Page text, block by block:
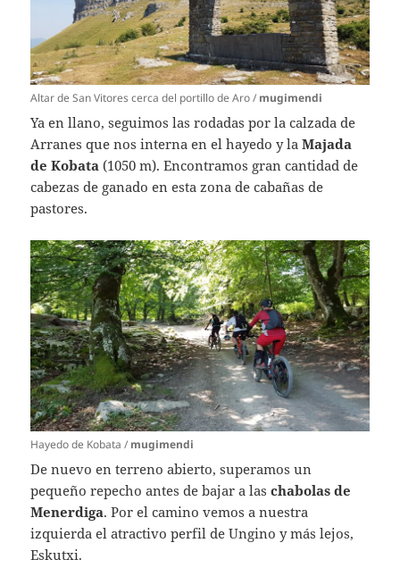
Altar de San Vitores cerca del portillo de Aro / mugimendi
Ya en llano, seguimos las rodadas por la calzada de
Arranes que nos interna en el hayedo y laMajada
de Kobata (1050 m). Encontramos gran cantidad de
cabezas de ganado en esta zona de cabañas de
pastores.
Hayedo de Kobata / mugimendi
De nuevo en terreno abierto, superamos un
pequeño repecho antes de bajar a laschabolas de
Menerdiga. Por el camino vemos a nuestra
izquierda el atractivo perfil de Ungino y más lejos,
Eskutxi.